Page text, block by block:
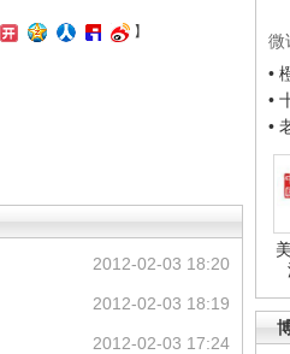
微
•
•
•
】
2012-02-03 18:20
2012-02-03 18:19
2012-02-03 17:24